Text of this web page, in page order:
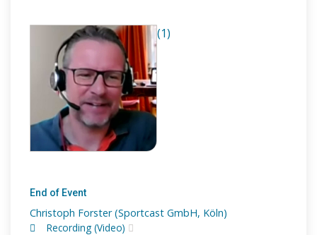
(1)
End of Event
Christoph Forster (Sportcast GmbH, Köln)
Recording (Video)